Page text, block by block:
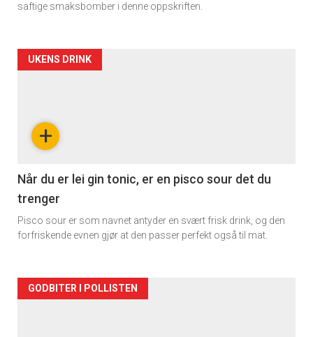
saftige smaksbomber i denne oppskriften.
Forsiden
nå
2
+
UKENS DRINK
Når du er lei gin tonic, er en pisco sour det du
trenger
Pisco sour er som navnet antyder en svært frisk drink, og den
forfriskende evnen gjør at den passer perfekt også til mat.
Forsiden
GODBITER I POLLISTEN